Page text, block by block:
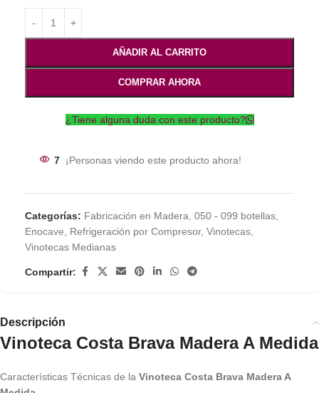
AÑADIR AL CARRITO
COMPRAR AHORA
¿Tiene alguna duda con este producto?
7 ¡Personas viendo este producto ahora!
Categorías: Fabricación en Madera 050 - 099 botellas
Enocave
Refrigeración por Compresor, Vinotecas
Vinotecas Medianas
Compartir:
Descripción
Vinoteca Costa Brava Madera A Medida
Características Técnicas de la Vinoteca Costa Brava Madera A